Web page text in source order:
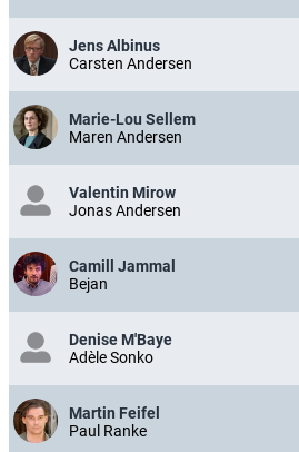
Jens Albinus
Carsten Andersen
Marie-Lou Sellem
Maren Andersen
Valentin Mirow
Jonas Andersen
Camill Jammal
Bejan
Denise M'Baye
Adèle Sonko
Martin Feifel
Paul Ranke